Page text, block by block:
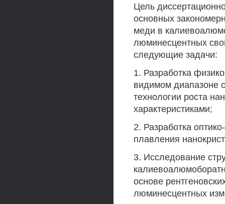
Цель
основных
меди в
люминесцентных
следующие задачи:
1. Разработка
видимом диапазоне
технологии роста
характеристиками;
2. Разработка
плавления
3. Исследование
основе
люминесцентных